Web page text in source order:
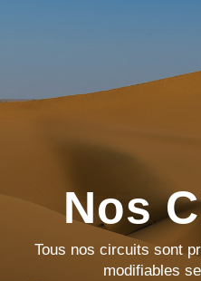
Nos
Tous nos circuits sont
modifiables